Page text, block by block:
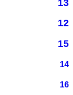
13
12
15
14
16